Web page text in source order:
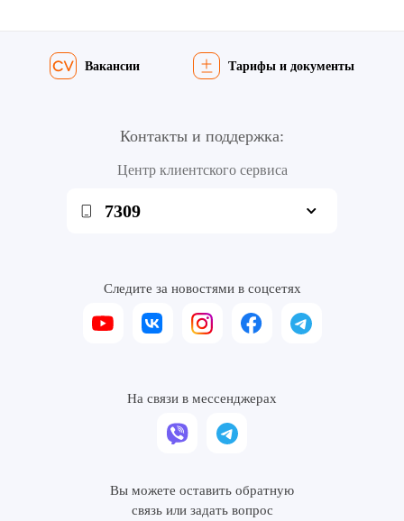
Вакансии Тарифы и документы
Контакты и поддержка:
Центр клиентского сервиса
7309
Следите за новостями в соцсетях
На связи в мессенджерах
Вы можете оставить обратную
связь или задать вопрос